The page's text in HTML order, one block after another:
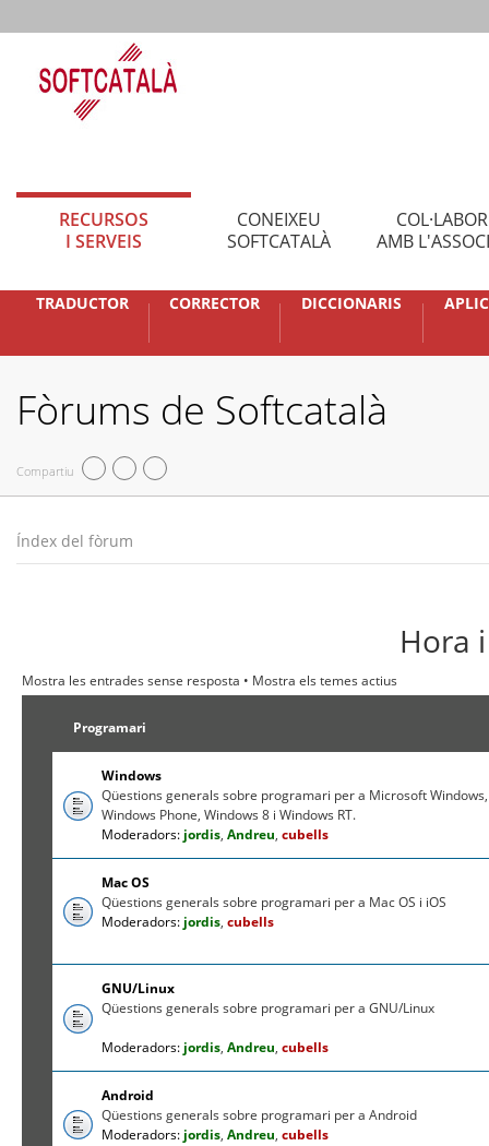
RECURSOS
I SERVEIS
CONEIXEU
SOFTCATALÀ
AMB
TRADUCTOR CORRECTOR DICCIONARIS
Fòrums de Softcatalà
Compartiu
Índex del fòrum
Hora
Mostra les entrades sense resposta • Mostra els temes actius
Programari
Windows
Qüestions generals sobre programari per a Microsoft Windows,
Windows Phone, Windows 8 i Windows RT.
Moderadors: jordis,Andreu,cubells
Mac OS
Qüestions generals sobre programari per a Mac OS i iOS
Moderadors: jordis,cubells
GNU/Linux
Qüestions generals sobre programari per a GNU/Linux
Moderadors: jordis,Andreu,cubells
Android
Qüestions generals sobre programari per a Android
Moderadors: jordis,Andreu,cubells